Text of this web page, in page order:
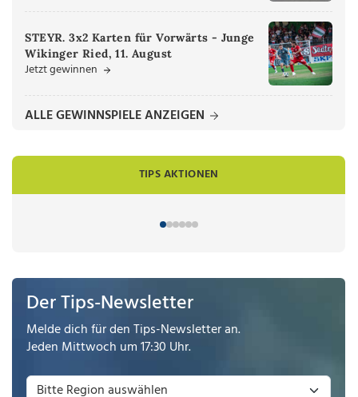
STEYR. 3x2 Karten für Vorwärts - Junge
Wikinger Ried, 11. August
Jetzt gewinnen
ALLE GEWINNSPIELE ANZEIGEN
TIPS AKTIONEN
Der Tips-Newsletter
Melde dich für den Tips-Newsletter an.
Jeden Mittwoch um 17:30 Uhr.